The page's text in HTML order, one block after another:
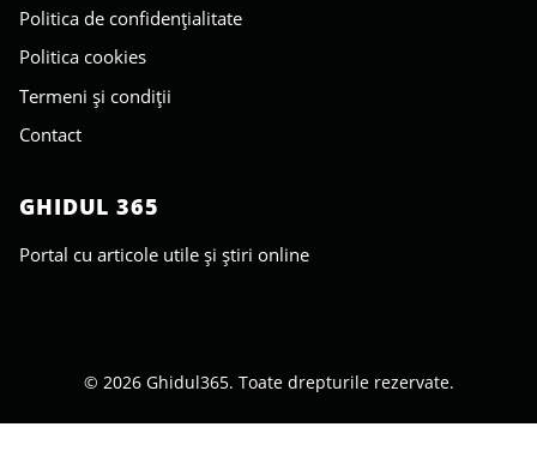
Politica de confidențialitate
Politica cookies
Termeni și condiții
Contact
GHIDUL 365
Portal cu articole utile și știri online
© 2026 Ghidul365. Toate drepturile rezervate.